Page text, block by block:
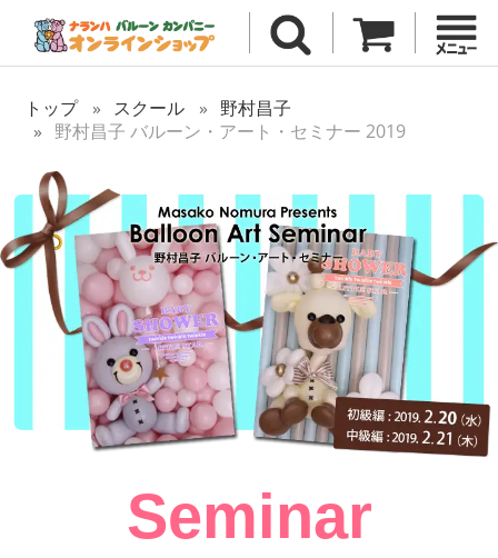
トップ スクール
野村昌子
野村昌子 バルーン・アート・セミナー 2019
Seminar